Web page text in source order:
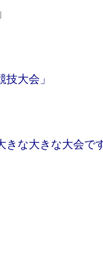
大会」
な大きな大会です